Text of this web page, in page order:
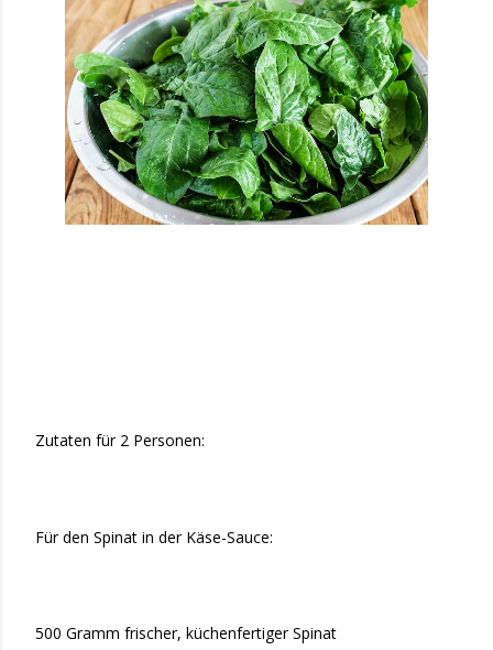
Zutaten für 2 Personen:
Für den Spinat in der Käse-Sauce:
500 Gramm frischer, küchenfertiger Spinat